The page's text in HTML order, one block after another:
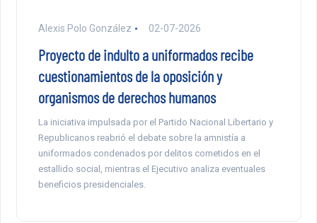
Alexis Polo González 02-07-2026
Proyecto de indulto a uniformados recibe
cuestionamientos de la oposición y
organismos de derechos humanos
La iniciativa impulsada por el Partido Nacional Libertario y
Republicanos reabrió el debate sobre la amnistía a
uniformados condenados por delitos cometidos en el
estallido social, mientras el Ejecutivo analiza eventuales
beneficios presidenciales.